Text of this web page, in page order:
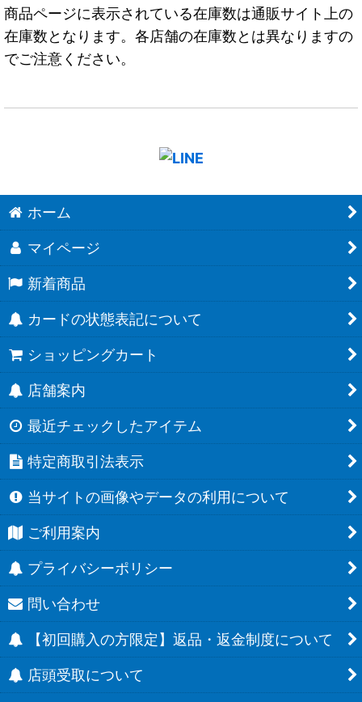
商品ページに表示されている在庫数は通販サイト上の
在庫数となります。各店舗の在庫数とは異なりますの
でご注意ください。
ホーム
マイページ
新着商品
カードの状態表記について
ショッピングカート
店舗案内
最近チェックしたアイテム
特定商取引法表示
当サイトの画像やデータの利用について
ご利用案内
プライバシーポリシー
問い合わせ
【初回購入の方限定】返品・返金制度について
店頭受取について